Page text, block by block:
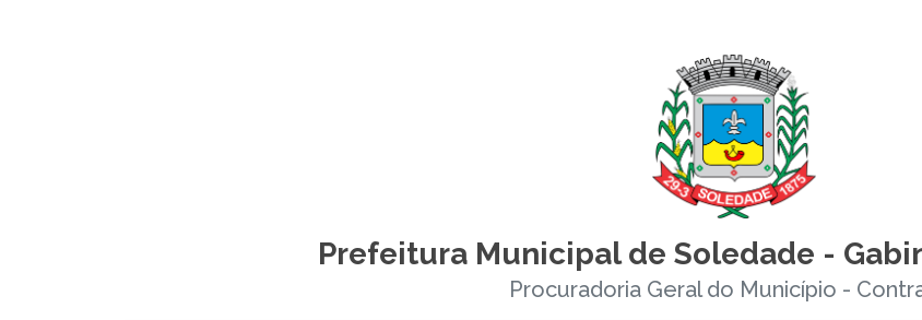
Prefeitura Municipal de Soledade -
Procuradoria Geral do Município -